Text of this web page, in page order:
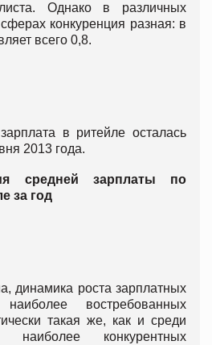
Однако в различных
конкуренция разная: в
всего 0,8.
в ритейле осталась
2013 года.
средней зарплаты по
за год
динамика роста зарплатных
востребованных
такая же, как и среди
наиболее конкурентных